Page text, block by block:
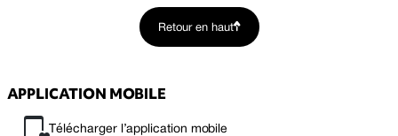
Retour en haut
APPLICATION MOBILE
Télécharger l’application mobile